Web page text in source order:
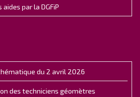
par la DGFiP
du 2 avril 2026
des techniciens géomètres